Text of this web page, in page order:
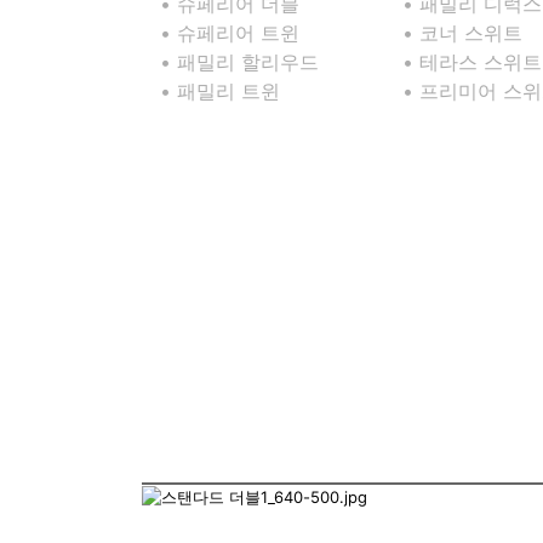
• 슈페리어 트윈
• 패밀리 할리우드
• 패밀리 트윈
• 코너 스위트
• 테라스 스위트
• 프리미어 스위